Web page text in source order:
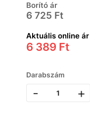
Borító ár
6 725 Ft
Aktuális online ár
6 389 Ft
Darabszám
- +